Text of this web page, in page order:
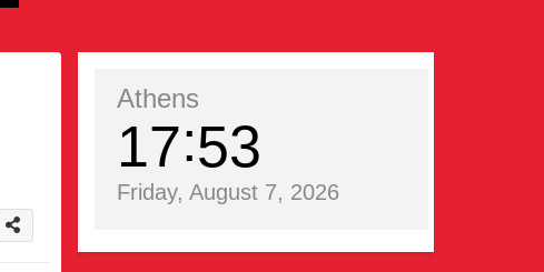
Athens
17 53
Friday, August 7, 2026